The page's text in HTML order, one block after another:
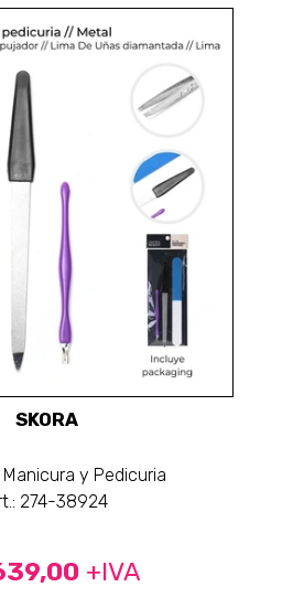
SKORA
y Pedicuria
274-38924
+IVA